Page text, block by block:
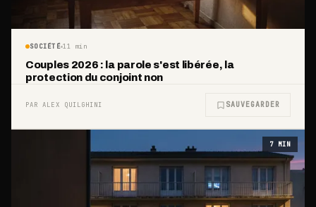
SOCIÉTÉ 11 min
Couples 2026 : la parole s'est libérée, la
protection du conjoint non
PAR ALEX QUILGHINI SAUVEGARDER
7 MIN